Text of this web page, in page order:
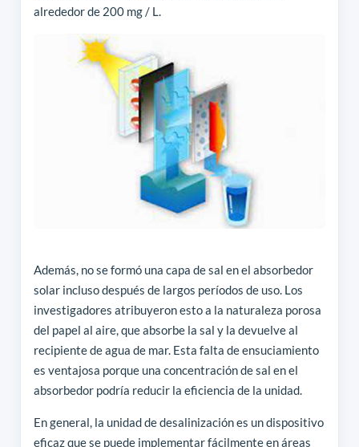
alrededor de 200 mg / L.
Además, no se formó una capa de sal en el absorbedor
solar incluso después de largos períodos de uso. Los
investigadores atribuyeron esto a la naturaleza porosa
del papel al aire, que absorbe la sal y la devuelve al
recipiente de agua de mar. Esta falta de ensuciamiento
es ventajosa porque una concentración de sal en el
absorbedor podría reducir la eficiencia de la unidad.
En general, la unidad de desalinización es un dispositivo
eficaz que se puede implementar fácilmente en áreas